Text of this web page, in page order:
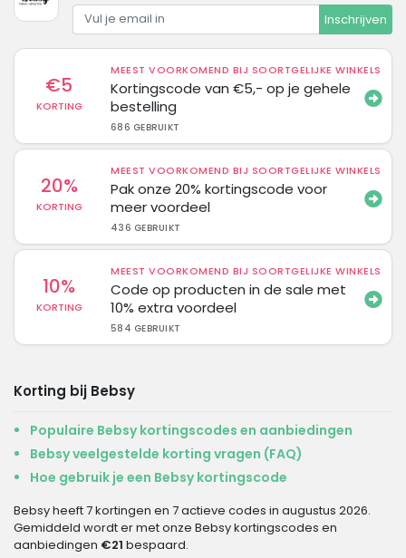
Inschrijven
€5
KORTING
MEEST VOORKOMEND BIJ SOORTGELIJKE WINKELS
Kortingscode van €5,- op je gehele
bestelling
686 GEBRUIKT
20%
KORTING
MEEST VOORKOMEND BIJ SOORTGELIJKE WINKELS
Pak onze 20% kortingscode voor
meer voordeel
436 GEBRUIKT
10%
KORTING
MEEST VOORKOMEND BIJ SOORTGELIJKE WINKELS
Code op producten in de sale met
10% extra voordeel
584 GEBRUIKT
Korting bij Bebsy
Populaire Bebsy kortingscodes en aanbiedingen
Bebsy veelgestelde korting vragen (FAQ)
Hoe gebruik je een Bebsy kortingscode
Bebsy heeft 7 kortingen en 7 actieve codes in augustus 2026.
Gemiddeld wordt er met onze Bebsy kortingscodes en
aanbiedingen €21 bespaard.